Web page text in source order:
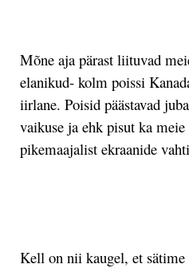
Mõne aja pärast liituvad
elanikud- kolm poissi
iirlane. Poisid päästavad
vaikuse ja ehk pisut ka
pikemaajalist ekraanide
Kell on nii kaugel, et